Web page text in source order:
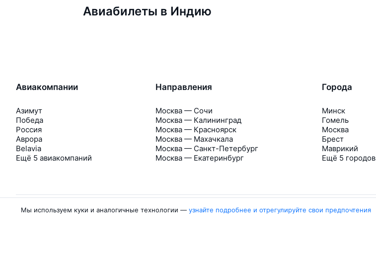
Авиабилеты в Индию
Авиакомпании
Азимут
Победа
Россия
Аврора
Belavia
Ещё 5 авиакомпаний
Направления
Москва — Сочи
Москва — Калининград
Москва — Красноярск
Москва — Махачкала
Москва — Санкт-Петербург
Москва — Екатеринбург
Города
Минск
Гомель
Москва
Брест
Маврикий
Ещё 5 городов
Мы используем куки и аналогичные технологии — узнайте подробнее и отрегулируйте свои предпочтения